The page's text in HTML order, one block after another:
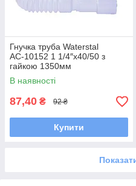
Гнучка труба Waterstal
АС-10152 1 1/4″х40/50 з
гайкою 1350мм
В наявності
87,40 ₴ 92 ₴
Купити